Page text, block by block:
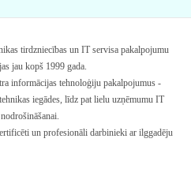
tirdzniecības un IT servisa pakalpojumu
jau kopš 1999 gada.
informācijas tehnoloģiju pakalpojumus -
iegādes, līdz pat lielu uzņēmumu IT
un profesionāli darbinieki ar ilggadēju